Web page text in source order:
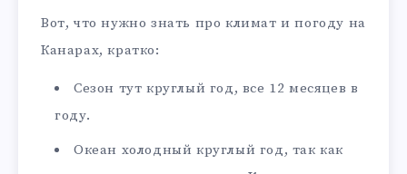
Вот, что нужно знать про климат и погоду на
Канарах, кратко:
Сезон тут круглый год, все 12 месяцев в
году.
Океан холодный круглый год, так как